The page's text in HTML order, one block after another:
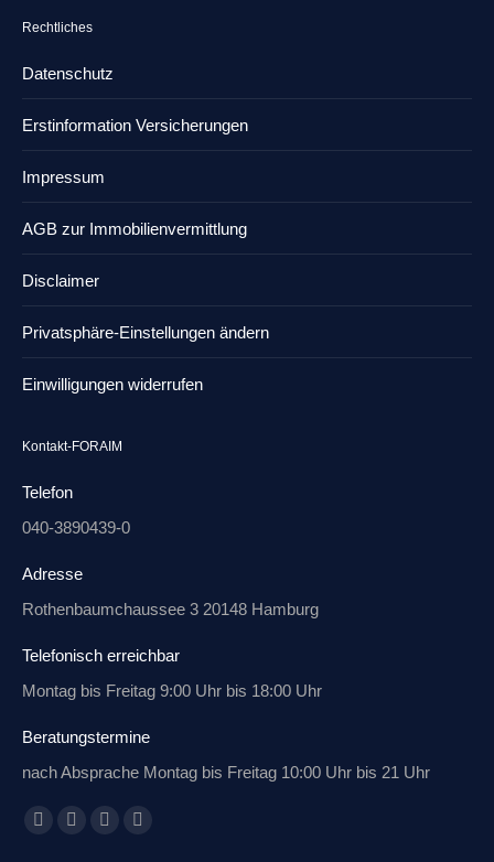
Rechtliches
Datenschutz
Erstinformation Versicherungen
Impressum
AGB zur Immobilienvermittlung
Disclaimer
Privatsphäre-Einstellungen ändern
Einwilligungen widerrufen
Kontakt-FORAIM
Telefon
040-3890439-0
Adresse
Rothenbaumchaussee 3 20148 Hamburg
Telefonisch erreichbar
Montag bis Freitag 9:00 Uhr bis 18:00 Uhr
Beratungstermine
nach Absprache Montag bis Freitag 10:00 Uhr bis 21 Uhr
Finden Sie uns auf: